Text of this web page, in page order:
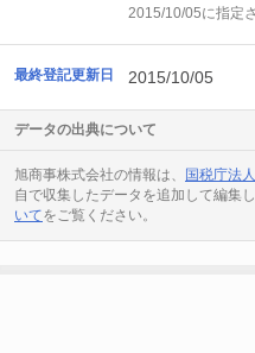
2015/10/05に指定
最終登記更新日 2015/10/05
データの出典について
旭商事株式会社の情報は、 国税庁法
自で収集したデータを追加して編集
いてをご覧ください。